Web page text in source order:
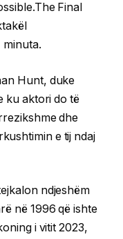
Final
minuta.
Hunt, duke
ku aktori do të
dhe
e tij ndaj
ndjeshëm
në 1996 që ishte
i vitit 2023,